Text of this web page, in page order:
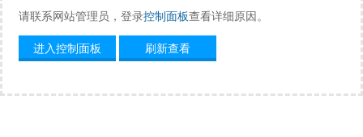
请联系网站管理员，登录控制面板查看详细原因。
进入控制面板
刷新查看